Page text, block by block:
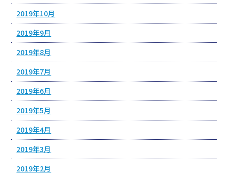
2019年10月
2019年9月
2019年8月
2019年7月
2019年6月
2019年5月
2019年4月
2019年3月
2019年2月